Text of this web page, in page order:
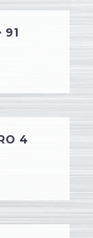
91
4